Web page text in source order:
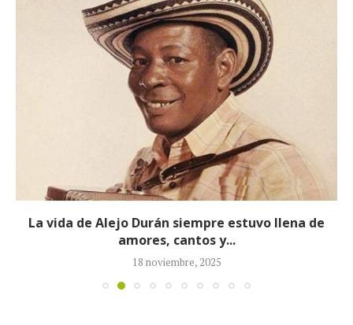
La vida de Alejo Durán siempre estuvo llena de
amores, cantos y...
18 noviembre, 2025